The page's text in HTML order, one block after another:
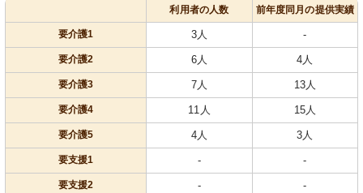
利用者の人数 前年度同月の提供実績
要介護1 3人 -
要介護2 6人 4人
要介護3 7人 13人
要介護4 11人 15人
要介護5 4人 3人
要支援1 - -
要支援2 - -